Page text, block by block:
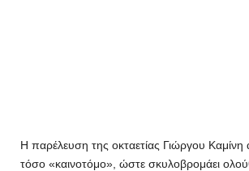
Η παρέλευση της οκταετίας Γιώργου Καμίνη
τόσο «καινοτόμο», ώστε σκυλοβρoμάει